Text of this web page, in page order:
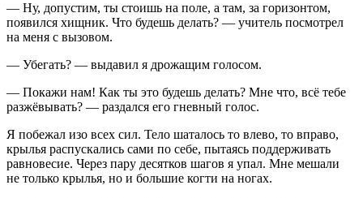
— Ну, допустим, ты стоишь на поле, а там, за горизонтом,
появился хищник. Что будешь делать? — учитель посмотрел
на меня с вызовом.
— Убегать? — выдавил я дрожащим голосом.
— Покажи нам! Как ты это будешь делать? Мне что, всё тебе
разжёвывать? — раздался его гневный голос.
Я побежал изо всех сил. Тело шаталось то влево, то вправо,
крылья распускались сами по себе, пытаясь поддерживать
равновесие. Через пару десятков шагов я упал. Мне мешали
не только крылья, но и большие когти на ногах.